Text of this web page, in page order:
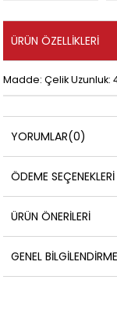
ÜRÜN ÖZELLIKLERI
Madde: Çelik Uzunluk:
YORUMLAR(0)
ÖDEME SEÇENEKLERI
ÜRÜN ÖNERILERI
GENEL BILGILENDIRME